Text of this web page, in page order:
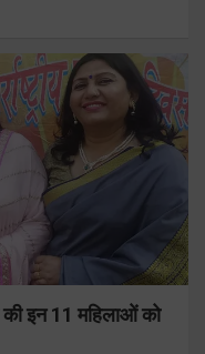
की इन 11 महिलाओं को